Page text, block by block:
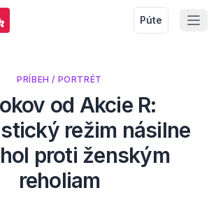
Púte
PRÍBEH / PORTRÉT
od Akcie R:
režim násilne
proti ženským
reholiam